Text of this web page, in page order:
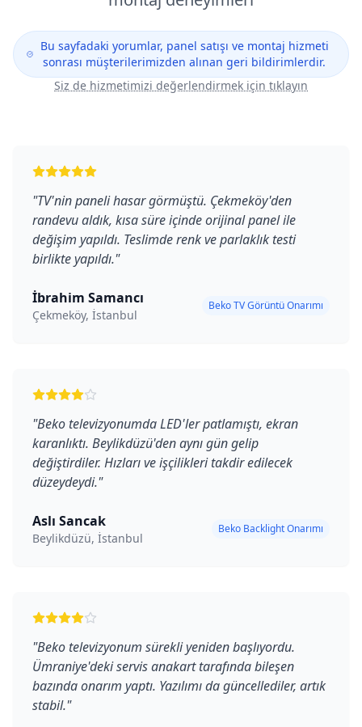
Bu sayfadaki yorumlar, panel satışı ve montaj hizmeti
sonrası müşterilerimizden alınan geri bildirimlerdir.
Siz de hizmetimizi değerlendirmek için tıklayın
"TV'nin paneli hasar görmüştü. Çekmeköy'den
randevu aldık, kısa süre içinde orijinal panel ile
değişim yapıldı. Teslimde renk ve parlaklık testi
birlikte yapıldı."
İbrahim Samancı
Çekmeköy, İstanbul
Beko TV Görüntü Onarımı
"Beko televizyonumda LED'ler patlamıştı, ekran
karanlıktı. Beylikdüzü'den aynı gün gelip
değiştirdiler. Hızları ve işçilikleri takdir edilecek
düzeydeydi."
Aslı Sancak
Beylikdüzü, İstanbul
Beko Backlight Onarımı
"Beko televizyonum sürekli yeniden başlıyordu.
Ümraniye'deki servis anakart tarafında bileşen
bazında onarım yaptı. Yazılımı da güncellediler, artık
stabil."